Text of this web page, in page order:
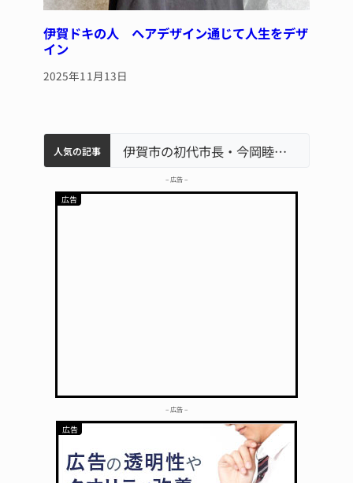
伊賀ドキの人 ヘアデザイン通じて人生をデザ
イン
2025年11月13日
人気の記事
名張市水道料金47％値上げへ 答申案、審議会で大筋まとまる名張市立病院のDMAT、熊本地震の被災地へ 能登以来3回目の派遣
特産「白鳳梨」の出荷最盛期 直売所にぎわう 伊賀 伊賀市の初代市長・今岡睦之さん死去 87歳
– 広告 –
– 広告 –